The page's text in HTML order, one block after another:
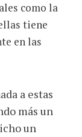
como la
tiene
en las
a estas
más un
un